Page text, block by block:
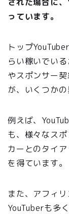
っています。
トップ
らい稼いでい
やスポンサー
が、いくつかの
例えば、
も、様々なス
カーとのタイ
を得ています。
また、アフィ
YouTuberも多